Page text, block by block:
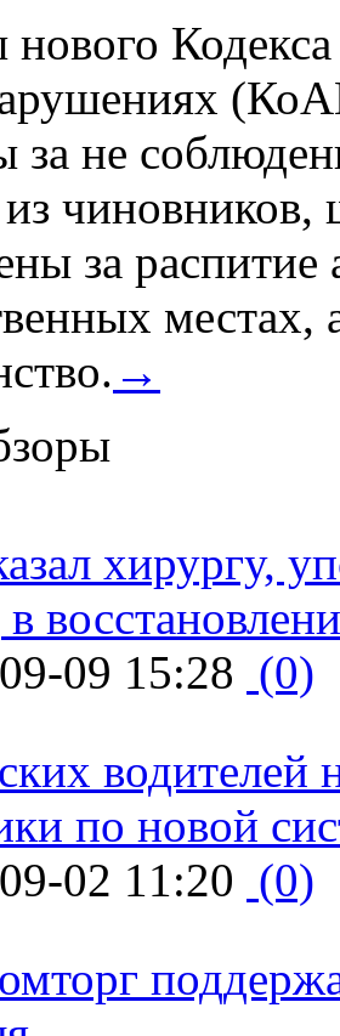
не
за распитие
местах,
→
хирургу,
в
09 15:28 (0)
водителей
по новой
02 11:20 (0)